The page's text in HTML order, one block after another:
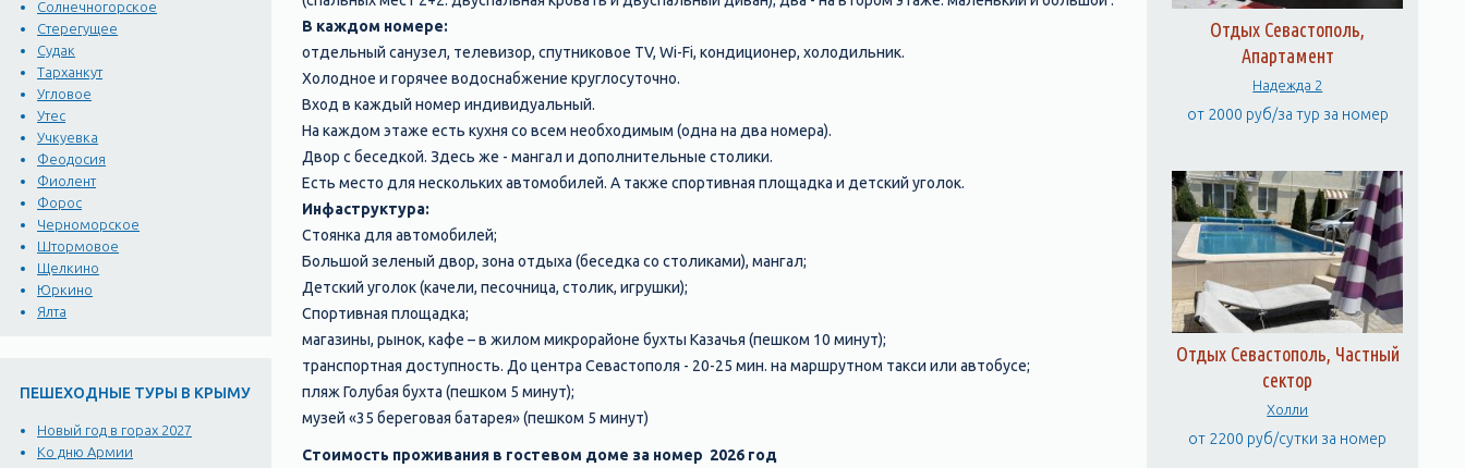
Солнечногорское
Стерегущее
Судак
Тарханкут
Угловое
Утес
Учкуевка
Феодосия
Фиолент
Форос
Черноморское
Штормовое
Щелкино
Юркино
Ялта
ПЕШЕХОДНЫЕ ТУРЫ В КРЫМУ
Новый год в горах 2027
Ко дню Армии
В каждом номере:
отдельный санузел, телевизор, спутниковое TV, Wi-Fi, кондиционер, холодильник.
Холодное и горячее водоснабжение круглосуточно.
Вход в каждый номер индивидуальный.
На каждом этаже есть кухня со всем необходимым (одна на два номера).
Двор с беседкой. Здесь же - мангал и дополнительные столики.
Есть место для нескольких автомобилей. А также спортивная площадка и детский уголок.
Инфаструктура:
Стоянка для автомобилей;
Большой зеленый двор, зона отдыха (беседка со столиками), мангал;
Детский уголок (качели, песочница, столик, игрушки);
Спортивная площадка;
магазины, рынок, кафе – в жилом микрорайоне бухты Казачья (пешком 10 минут);
транспортная доступность. До центра Севастополя - 20-25 мин. на маршрутном такси или автобусе;
пляж Голубая бухта (пешком 5 минут);
музей «35 береговая батарея» (пешком 5 минут)
Стоимость проживания в гостевом доме за номер 2026 год
Отдых Севастополь,
Апартамент
Надежда 2
от 2000 руб/за тур за номер
Отдых Севастополь, Частный
сектор
Холли
от 2200 руб/сутки за номер